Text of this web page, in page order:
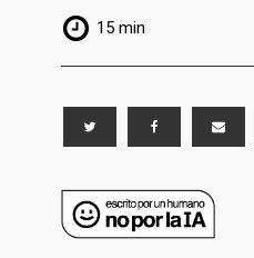
15 min